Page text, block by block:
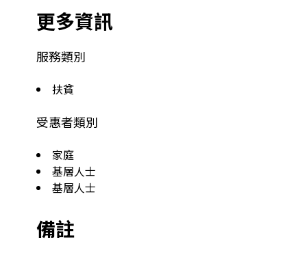
更多資訊
服務類別
扶貧
受惠者類別
家庭
基層人士
基層人士
備註